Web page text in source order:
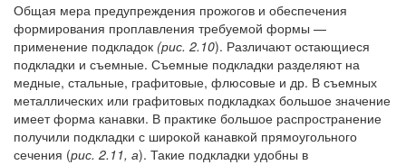
Общая мера предупреждения прожогов и обеспечения
формирования проплавления требуемой формы —
применение подкладок (рис. 2.10). Различают остающиеся
подкладки и съемные. Съемные подкладки разделяют на
медные, стальные, графитовые, флюсовые и др. В съемных
металлических или графитовых подкладках большое значение
имеет форма канавки. В практике большое распространение
получили подкладки с широкой канавкой прямоугольного
сечения (рис. 2.11, а). Такие подкладки удобны в